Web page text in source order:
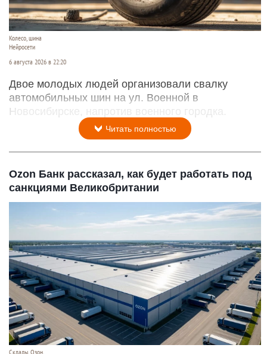
Колесо, шина
Нейросети
6 августа 2026 в 22:20
Двое молодых людей организовали свалку
автомобильных шин на ул. Военной в
Новосибирске, напротив военного городка.
Читать полностью
Ozon Банк рассказал, как будет работать под
санкциями Великобритании
Склады. Озон.